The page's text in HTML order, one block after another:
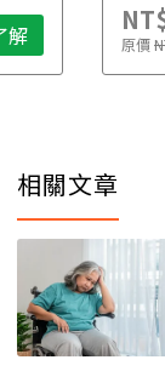
解 原價
相關文章